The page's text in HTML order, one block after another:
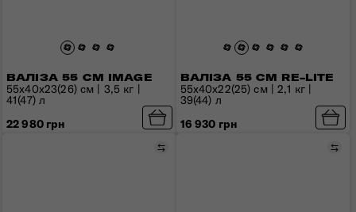
ВАЛІЗА 55 СМ IMAGE
55x40x23(26) см | 3,5 кг |
41(47) л
22 980 грн
ВАЛІЗА 55 СМ RE-LITE
55x40x22(25) см | 2,1 кг |
39(44) л
16 930 грн
Порівняти